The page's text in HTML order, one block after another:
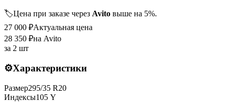
🏷️Цена при заказе через Avito выше на 5%.
27 000 ₽Актуальная цена
28 350 ₽на Avito
за 2 шт
⚙️Характеристики
Размер295/35 R20
Индексы105 Y